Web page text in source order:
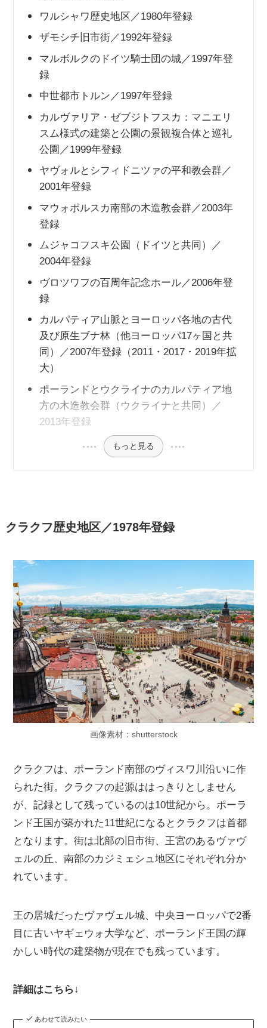
ワルシャワ歴史地区／1980年登録
ザモシチ旧市街／1992年登録
マルボルクのドイツ騎士団の城／1997年登
録
中世都市トルン／1997年登録
カルヴァリア・ゼブジトフスカ：マニエリ
スム様式の建築と公園の景観複合体と巡礼
公園／1999年登録
ヤヴォルとシフィドニツァの平和教会群／
2001年登録
マウォポルスカ南部の木造教会群／2003年
登録
ムジャコフスキ公園（ドイツと共同）／
2004年登録
ヴロツワフの百周年記念ホール／2006年登
録
カルパティア山脈とヨーロッパ各地の古代
及び原生ブナ林（他ヨーロッパ17ヶ国と共
同）／2007年登録（2011・2017・2019年拡
大）
ポーランドとウクライナのカルパティア地
方の木造教会群（ウクライナと共同）／
2013年登録
もっと見る
クラクフ歴史地区／1978年登録
画像素材：shutterstock
クラクフは、ポーランド南部のヴィスワ川沿いに作
られた街。クラクフの起源ははっきりとしません
が、記録として残っているのは10世紀から。ポーラ
ンド王国が築かれた11世紀になるとクラクフは首都
となります。街は北部の旧市街、王宮のあるヴァヴ
ェルの丘、南部のカジミェシュ地区にそれぞれ分か
れています。
王の居城だったヴァヴェル城、中央ヨーロッパで2番
目に古いヤギェウォ大学など、ポーランド王国の輝
かしい時代の建築物が現在でも残っています。
詳細はこちら↓
あわせて読みたい